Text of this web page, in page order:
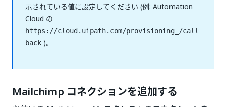
示されている値に設定してください (例: Automation
Cloud の
https://cloud.uipath.com/provisioning_/call
back )。
Mailchimp コネクションを追加する